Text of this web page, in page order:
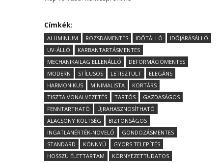
Címkék:
ALUMINIUM ROZSDAMENTES IDŐTÁLLÓ
IDŐJÁRÁSÁLLÓ
UV-ÁLLÓ
KARBANTARTÁSMENTES
MECHANIKAILAG ELLENÁLLÓ
DEFORMÁCIÓMENTES
MODERN
STÍLUSOS LETISZTULT
ELEGÁNS
HARMONIKUS
MINIMALISTA
KORTÁRS
TISZTA VONALVEZETÉS
TARTÓS
GAZDASÁGOS
FENNTARTHATÓ
ÚJRAHASZNOSÍTHATÓ
ALACSONY KÖLTSÉG
BIZTONSÁGOS
INGATLANÉRTÉK-NÖVELŐ
GONDOZÁSMENTES
STANDARD
KÖNNYŰ
GYORS TELEPÍTÉS
HOSSZÚ ÉLETTARTAM
KÖRNYEZETTUDATOS